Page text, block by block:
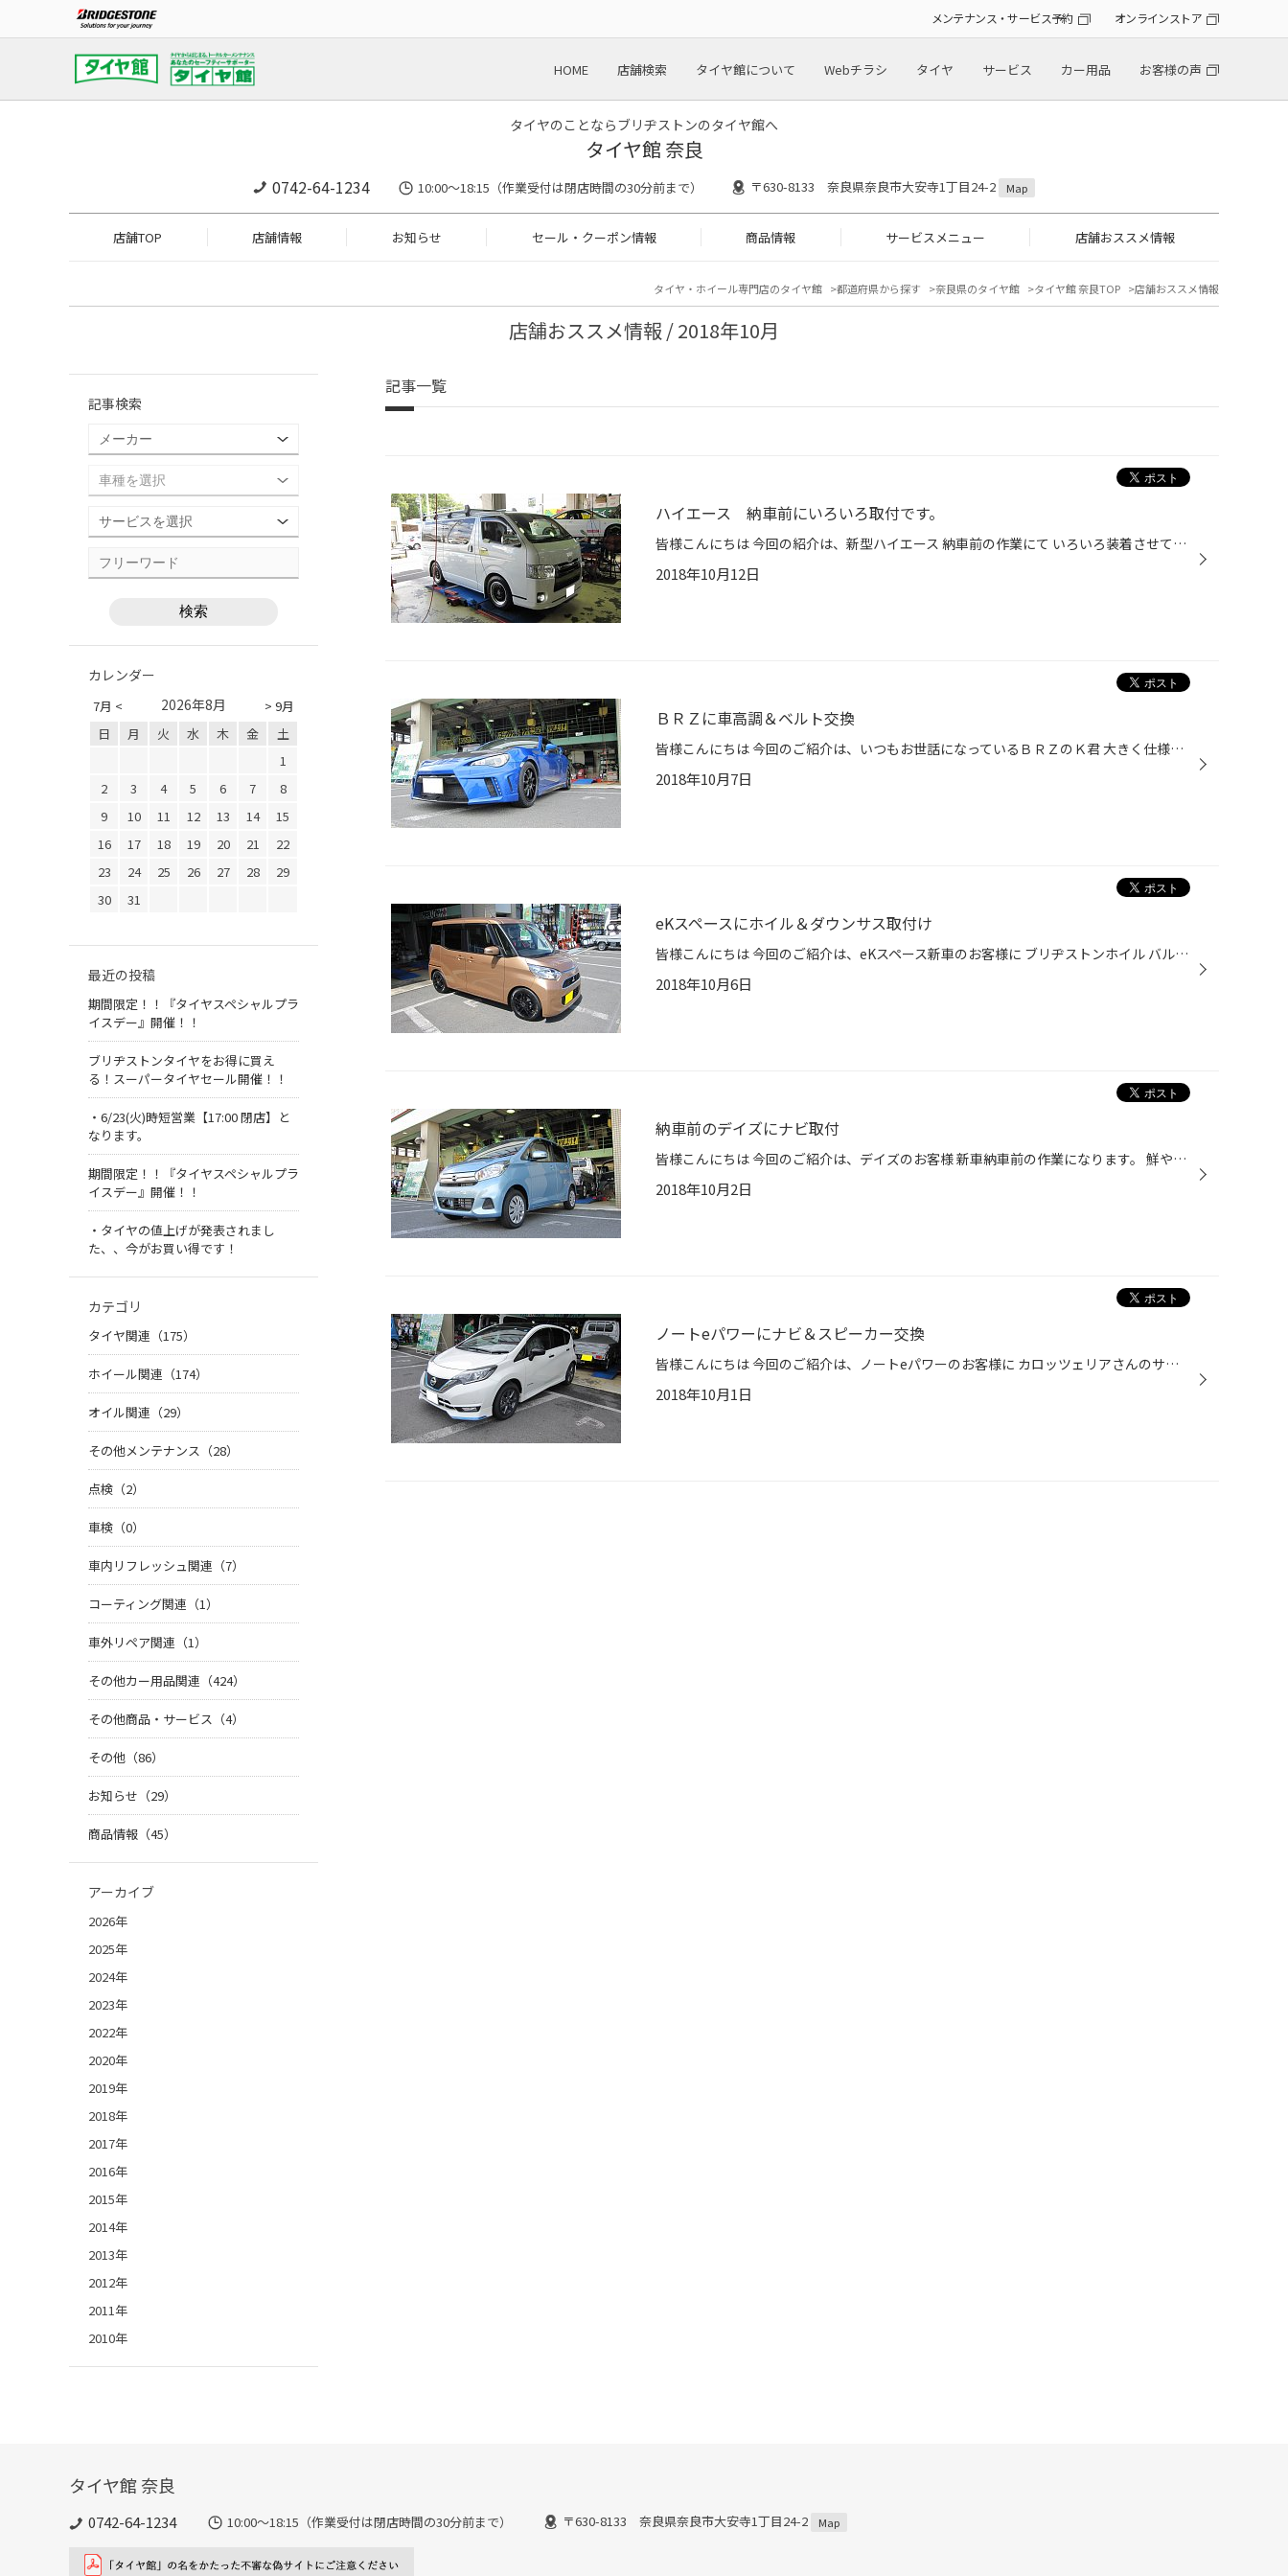
メンテナンス・サービス予約 オンラインストア
HOME 店舗検索 タイヤ館について Webチラシ タイヤ サービス カー用品 お客様の声
タイヤのことならブリヂストンのタイヤ館へ
タイヤ館 奈良
0742-64-1234 10:00～18:15（作業受付は閉店時間の30分前まで） 〒630-8133 奈良県奈良市大安寺1丁目24-2 Map
店舗TOP 店舗情報 お知らせ セール・クーポン情報 商品情報 サービスメニュー 店舗おススメ情報
タイヤ・ホイール専門店のタイヤ館 都道府県から探す 奈良県のタイヤ館 タイヤ館 奈良TOP 店舗おススメ情報
店舗おススメ情報 / 2018年10月
記事一覧
ハイエース 納車前にいろいろ取付です。
皆様こんにちは 今回の紹介は、新型ハイエース 納車前の作業にて いろいろ装着させて頂きました。 自動ブレーキが標準で装備されている50周年モデル 早速カスタムです！ まずは光物の装着です。 全てＣＡＴＺさんの商品にて取付 明るさ＆安定感が抜群ですね フィグは専用品のＰＳＸ26を装着 純正と...
2018年10月12日
ＢＲＺに車高調＆ベルト交換
皆様こんにちは 今回のご紹介は、いつもお世話になっているＢＲＺのＫ君 大きく仕様変更でございます。 この車両は、ボルトオンターボやＬＳＤなど走れるドレスアップ車両でしたが サーキット走行もバッチリ対応させるべく足回りを大きく変更です。 車高の方はほとんど変更ありませんがＨＫＳさんの...
2018年10月7日
eKスペースにホイル＆ダウンサス取付け
皆様こんにちは 今回のご紹介は、eKスペース新車のお客様に ブリヂストンホイル バルミナＳ5の取付けとＴＥＩＮさんのダウンサスの取付です。 実は、前回も同じeKスペースを乗られておられましたが 不慮の事故で廃車になってしまいました・・・・ ただお客様が無事でしたので何よりです。 車はグレ...
2018年10月6日
納車前のデイズにナビ取付
皆様こんにちは 今回のご紹介は、デイズのお客様 新車納車前の作業になります。 鮮やかなブルーがきれいですね 取付ナビは、ケンウッドさんのＤ505ＢＴＷ 当店で一番人気のナビですね！ 基本機能は全て搭載されていますが、何といっても低価格なのが売りです もちろんアラウンドビューも連動してお...
2018年10月2日
ノートeパワーにナビ＆スピーカー交換
皆様こんにちは 今回のご紹介は、ノートeパワーのお客様に カロッツェリアさんのサイバーナビ ＣＷ902の装着です。 音質にこだわったモデル 今回は、リアスピーカーも交換ですのでネットワークモードではなく スタンダードモードで設定です。 調整範囲も広くなりなかなかいい感じ仕上がっております...
2018年10月1日
記事検索
カレンダー
7月 < > 9月
2026年8月
日 月 火 水 木 金
土
1
2
3 4 5 6 7
8
9
10 11 12 13 14
15
16
17 18 19 20 21
22
23
24 25 26 27 28
29
30
31
最近の投稿
期間限定！！『タイヤスペシャルプラ
イスデー』開催！！
ブリヂストンタイヤをお得に買え
る！スーパータイヤセール開催！！
・6/23(火)時短営業【17:00 閉店】と
なります。
期間限定！！『タイヤスペシャルプラ
イスデー』開催！！
・タイヤの値上げが発表されまし
た、、今がお買い得です！
カテゴリ
タイヤ関連（175）
ホイール関連（174）
オイル関連（29）
その他メンテナンス（28）
点検（2）
車検（0）
車内リフレッシュ関連（7）
コーティング関連（1）
車外リペア関連（1）
その他カー用品関連（424）
その他商品・サービス（4）
その他（86）
お知らせ（29）
商品情報（45）
アーカイブ
2026年
2025年
2024年
2023年
2022年
2020年
2019年
2018年
2017年
2016年
2015年
2014年
2013年
2012年
2011年
2010年
タイヤ館 奈良
0742-64-1234 10:00～18:15（作業受付は閉店時間の30分前まで） 〒630-8133 奈良県奈良市大安寺1丁目24-2 Map